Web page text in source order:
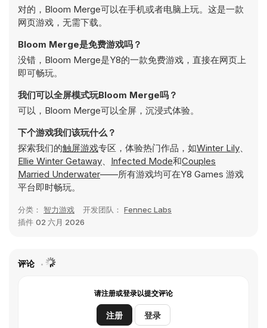
对的，Bloom Merge可以在手机或者电脑上玩。这是一款
网页游戏，无需下载。
Bloom Merge是免费游戏吗？
没错，Bloom Merge是Y8的一款免费游戏，直接在网页上
即可畅玩。
我们可以全屏模式玩Bloom Merge吗？
可以，Bloom Merge可以全屏，沉浸式体验。
下个游戏我们该玩什么？
探索我们的触屏游戏专区，体验热门作品，如Winter Lily、
Ellie Winter Getaway、 Infected Mode和Couples
Married Underwater——所有游戏均可在Y8 Games 游戏
平台即时畅玩。
分类： 智力游戏 开发团队： Fennec Labs
插件 02 六月 2026
评论
请注册或登录以提交评论
注册 登录